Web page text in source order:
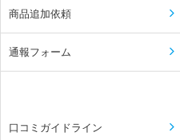
商品追加依頼
通報フォーム
口コミガイドライン